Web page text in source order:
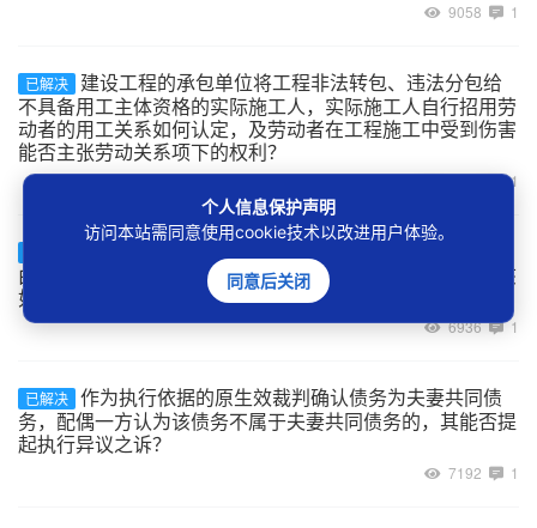
9058 1
已解决
建设工程的承包单位将工程非法转包、违法分包给
不具备用工主体资格的实际施工人，实际施工人自行招用劳
动者的用工关系如何认定，及劳动者在工程施工中受到伤害
能否主张劳动关系项下的权利？
7112 1
由主张对作为执行标的物的不动产排除执行的，人民法院该
如何处理？
6936 1
已解决 作为执行依据的原生效裁判确认债务为夫妻共同债
务，配偶一方认为该债务不属于夫妻共同债务的，其能否提
起执行异议之诉？
7192 1
个人信息保护声明
访问本站需同意使用cookie技术以改进用户体验。
同意后关闭